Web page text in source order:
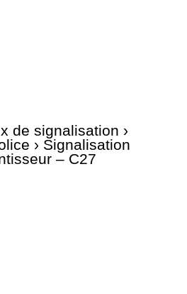
de signalisation ›
› Signalisation
– C27